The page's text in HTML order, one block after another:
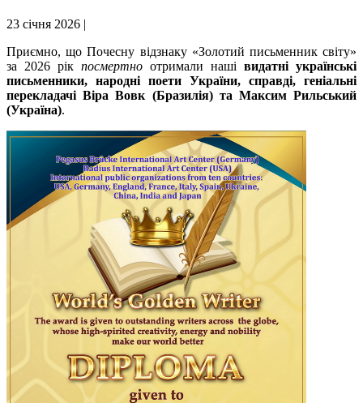
23 січня 2026 |
Приємно, що Почесну відзнаку «Золотий письменник світу»
за 2026 рік посмертно отримали наші видатні українські
письменники, народні поети України, справді, геніальні
перекладачі Віра Вовк (Бразилія) та Максим Рильський
(Україна).